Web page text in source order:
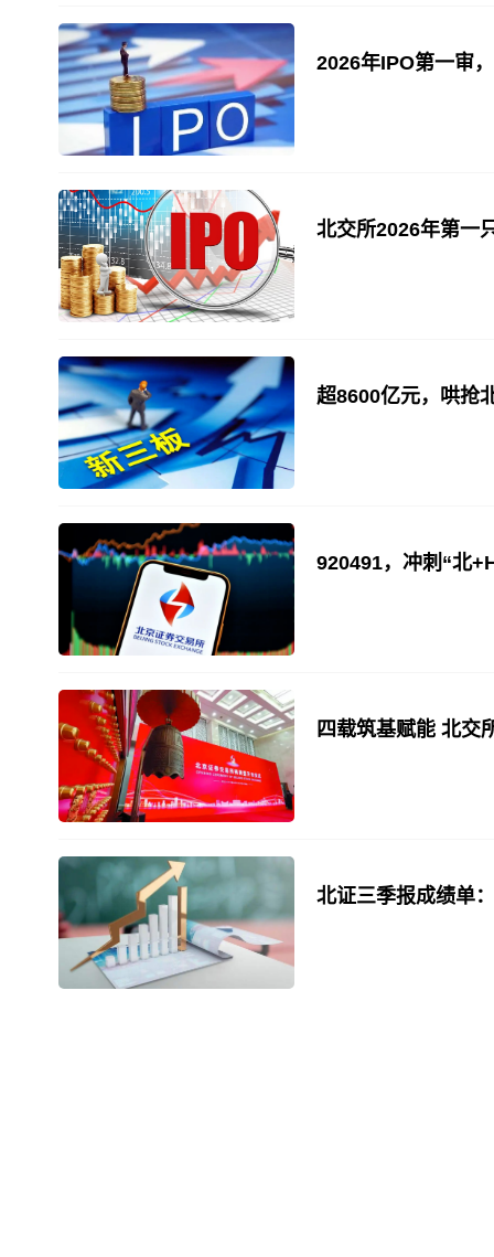
2026年IPO第一审
北交所2026年第一
超8600亿元，哄抢
920491，冲刺“北
四载筑基赋能 北交
北证三季报成绩单